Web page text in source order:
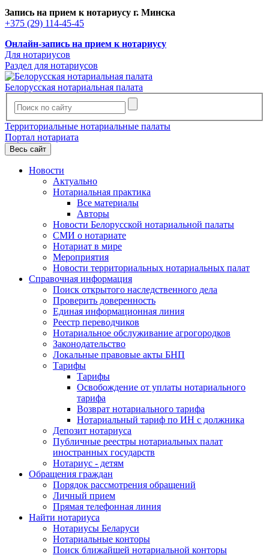
Запись на прием к нотариусу г. Минска
+375 (29) 114-45-45
Онлайн-запись на прием к нотариусу
Для нотариусов
Раздел для нотариусов
Белорусская нотариальная палата
Территориальные нотариальные палаты
Портал нотариата
Весь сайт
Новости
Актуально
Нотариальная практика
Все материалы
Авторы
Новости Белорусской нотариальной палаты
СМИ о нотариате
Нотариат в мире
Мероприятия
Новости территориальных нотариальных палат
Справочная информация
Поиск открытого наследственного дела
Проверить доверенность
Единая информационная линия
Реестр переводчиков
Нотариальное обслуживание агрогородков
Законодательство
Локальные правовые акты БНП
Тарифы
Тарифы
Освобождение от уплаты нотариального
тарифа
Возврат нотариального тарифа
Нотариальный тариф по ИН с должника
Депозит нотариуса
Публичные реестры нотариальных палат
иностранных государств
Нотариус - детям
Обращения граждан
Порядок рассмотрения обращений
Личный прием
Прямая телефонная линия
Найти нотариуса
Нотариусы Беларуси
Нотариальные конторы
Поиск ближайшей нотариальной конторы